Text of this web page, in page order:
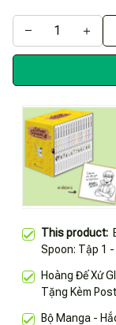
This product:
Spoon: Tập 1
Quyền Của
Việt Nam
Hoàng Đế Xứ
Tặng Kèm
- Độc Quyền
Bộ Manga -